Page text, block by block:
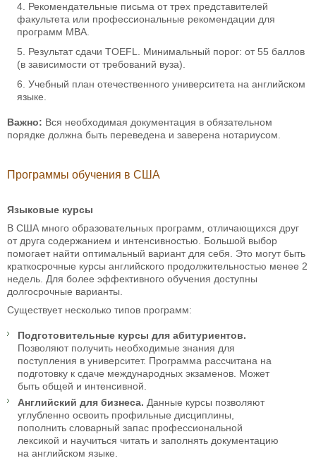
Рекомендательные письма от трех представителей
факультета или профессиональные рекомендации для
программ MBA.
Результат сдачи TOEFL. Минимальный порог: от 55 баллов
(в зависимости от требований вуза).
Учебный план отечественного университета на английском
языке.
Важно: Вся необходимая документация в обязательном
порядке должна быть переведена и заверена нотариусом.
Программы обучения в США
Языковые курсы
В США много образовательных программ, отличающихся друг
от друга содержанием и интенсивностью. Большой выбор
помогает найти оптимальный вариант для себя. Это могут быть
краткосрочные курсы английского продолжительностью менее 2
недель. Для более эффективного обучения доступны
долгосрочные варианты.
Существует несколько типов программ:
Подготовительные курсы для абитуриентов.
Позволяют получить необходимые знания для
поступления в университет. Программа рассчитана на
подготовку к сдаче международных экзаменов. Может
быть общей и интенсивной.
Английский для бизнеса. Данные курсы позволяют
углубленно освоить профильные дисциплины,
пополнить словарный запас профессиональной
лексикой и научиться читать и заполнять документацию
на английском языке.